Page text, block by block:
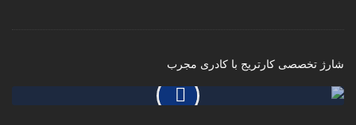
شارژ تخصصی کارتریج با کادری مجرب